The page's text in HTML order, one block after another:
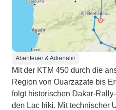
Abenteuer & Adrenalin
Mit der KTM 450 durch die
Region von Ouarzazate bis
folgt historischen Dakar-
den Lac Iriki. Mit technischer